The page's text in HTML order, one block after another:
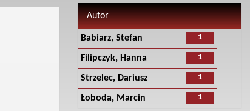
Autor
1
Babiarz, Stefan
1
Filipczyk, Hanna
1
Strzelec, Dariusz
1
Łoboda, Marcin